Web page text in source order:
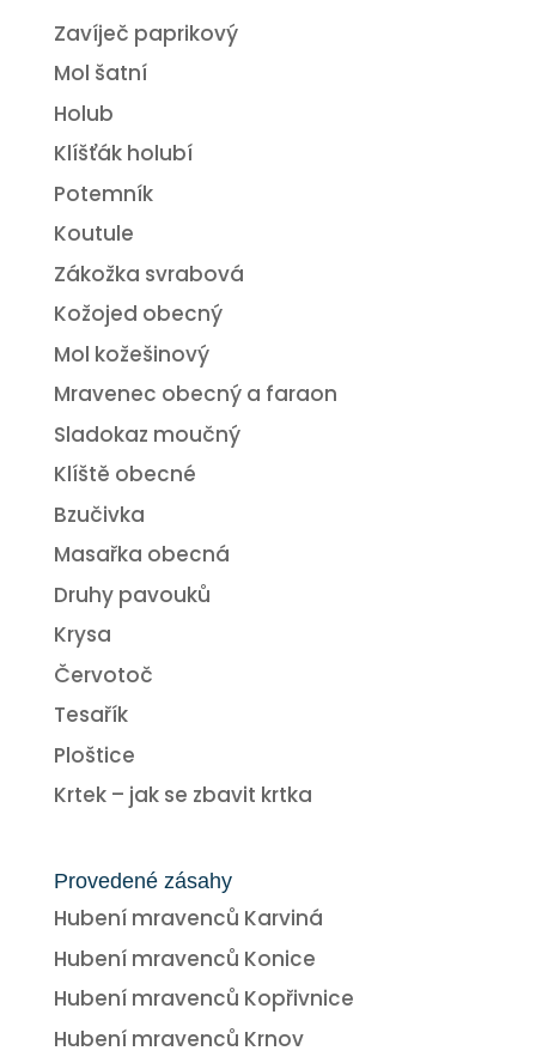
Zavíječ paprikový
Mol šatní
Holub
Klíšťák holubí
Potemník
Koutule
Zákožka svrabová
Kožojed obecný
Mol kožešinový
Mravenec obecný a faraon
Sladokaz moučný
Klíště obecné
Bzučivka
Masařka obecná
Druhy pavouků
Krysa
Červotoč
Tesařík
Ploštice
Krtek – jak se zbavit krtka
Provedené zásahy
Hubení mravenců Karviná
Hubení mravenců Konice
Hubení mravenců Kopřivnice
Hubení mravenců Krnov